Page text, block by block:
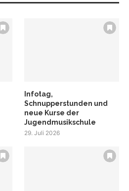
Infotag,
Schnupperstunden und
neue Kurse der
Jugendmusikschule
29. Juli 2026